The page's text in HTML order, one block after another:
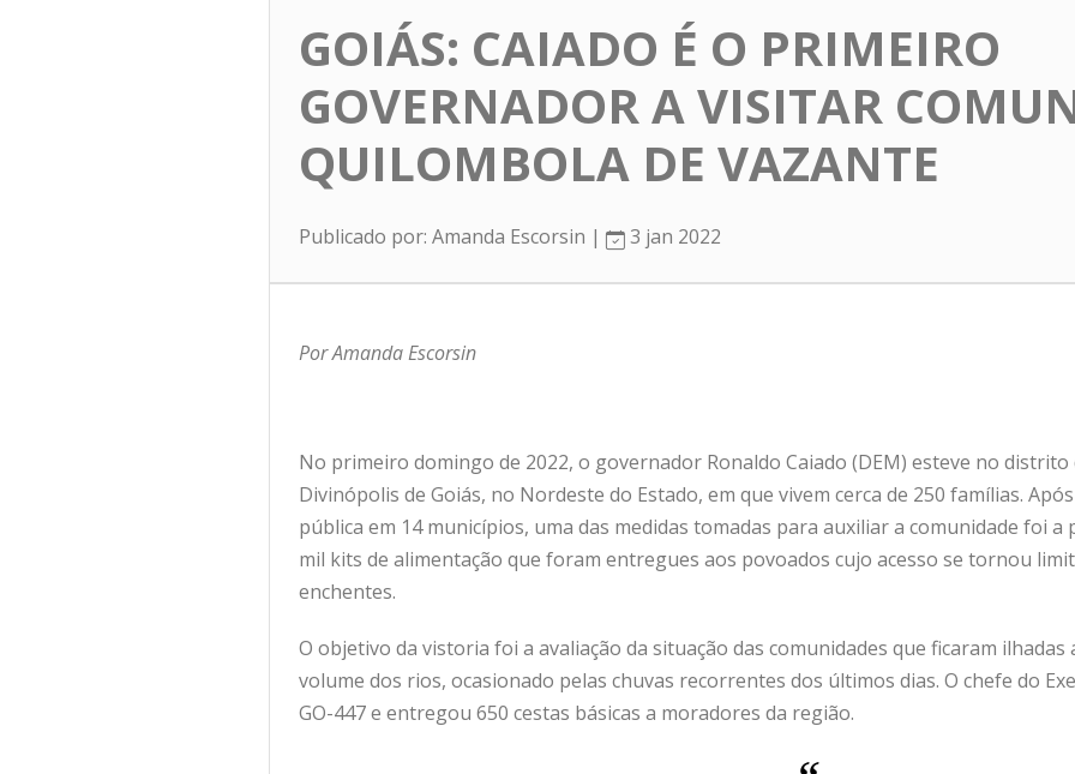
GOIÁS: CAIADO É O PRIMEIRO
GOVERNADOR A VISITAR
QUILOMBOLA DE VAZANTE
Publicado por: Amanda Escorsin | 3 jan 2022
Por Amanda Escorsin
No primeiro domingo de 2022, o governador Ronaldo Caiado (DEM) esteve no distrito
Divinópolis de Goiás, no Nordeste do Estado, em que vivem cerca de 250 famílias.
pública em 14 municípios, uma das medidas tomadas para auxiliar a comunidade foi a
mil kits de alimentação que foram entregues aos povoados cujo acesso se tornou
enchentes.
O objetivo da vistoria foi a avaliação da situação das comunidades que ficaram
volume dos rios, ocasionado pelas chuvas recorrentes dos últimos dias. O chefe do
GO-447 e entregou 650 cestas básicas a moradores da região.